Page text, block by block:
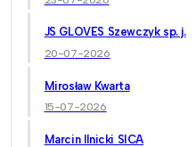
JS GLOVES Szewczyk sp. j.
20-07-2026
Mirosław Kwarta
15-07-2026
Marcin Ilnicki SICA